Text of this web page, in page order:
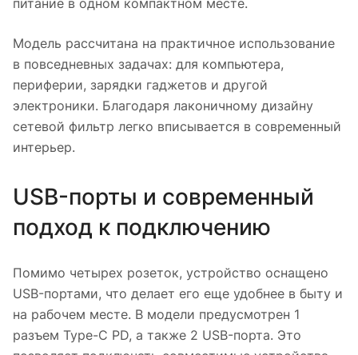
питание в одном компактном месте.
Модель рассчитана на практичное использование
в повседневных задачах: для компьютера,
периферии, зарядки гаджетов и другой
электроники. Благодаря лаконичному дизайну
сетевой фильтр легко вписывается в современный
интерьер.
USB-порты и современный
подход к подключению
Помимо четырех розеток, устройство оснащено
USB-портами, что делает его еще удобнее в быту и
на рабочем месте. В модели предусмотрен 1
разъем Type-C PD, а также 2 USB-порта. Это